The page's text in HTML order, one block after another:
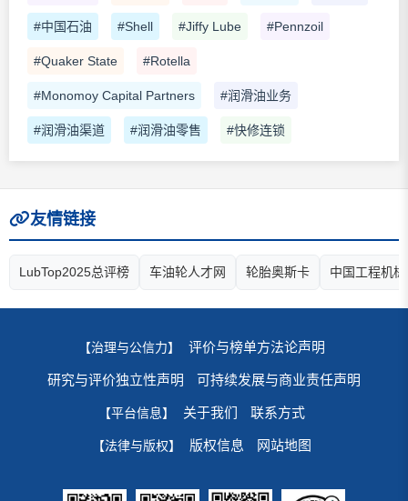
#中国石油 #Shell #Jiffy Lube #Pennzoil
#Quaker State #Rotella
#Monomoy Capital Partners #润滑油业务
#润滑油渠道 #润滑油零售 #快修连锁
友情链接
LubTop2025总评榜 车油轮人才网 轮胎奥斯卡 中国工程机
【治理与公信力】 评价与榜单方法论声明
研究与评价独立性声明 可持续发展与商业责任声明
【平台信息】 关于我们 联系方式
【法律与版权】 版权信息 网站地图